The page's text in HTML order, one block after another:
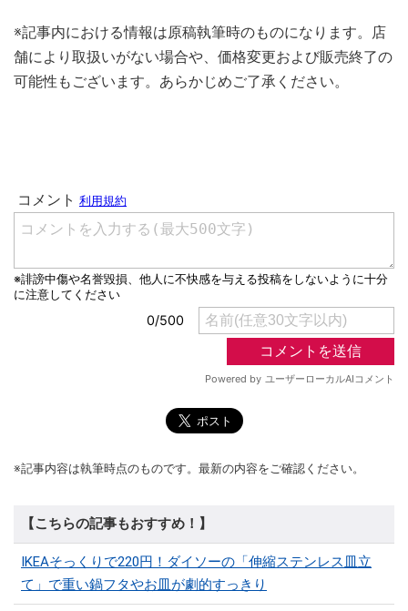
※記事内における情報は原稿執筆時のものになります。店
舗により取扱いがない場合や、価格変更および販売終了の
可能性もございます。あらかじめご了承ください。
※記事内容は執筆時点のものです。最新の内容をご確認ください。
【こちらの記事もおすすめ！】
IKEAそっくりで220円！ダイソーの「伸縮ステンレス皿立
て」で重い鍋フタやお皿が劇的すっきり